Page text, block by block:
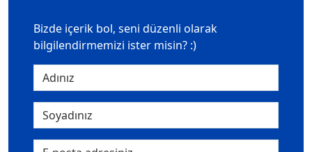
Bizde içerik bol, seni düzenli olarak
bilgilendirmemizi ister misin? :)